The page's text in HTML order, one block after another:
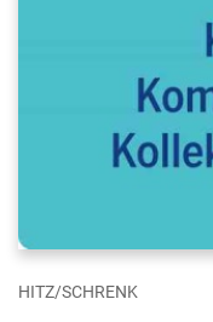
HITZ/SCHRENK